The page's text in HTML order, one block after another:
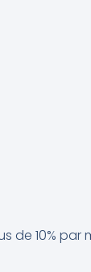
de 10% par